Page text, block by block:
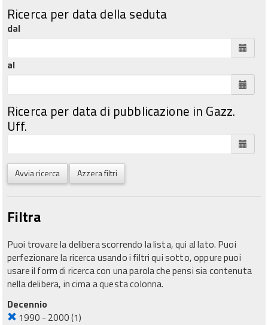
Ricerca per data della seduta
dal
al
Ricerca per data di pubblicazione in Gazz.
Uff.
Avvia ricerca Azzera filtri
Filtra
Puoi trovare la delibera scorrendo la lista, qui al lato. Puoi
perfezionare la ricerca usando i filtri qui sotto, oppure puoi
usare il form di ricerca con una parola che pensi sia contenuta
nella delibera, in cima a questa colonna.
Decennio
1990 - 2000(1)